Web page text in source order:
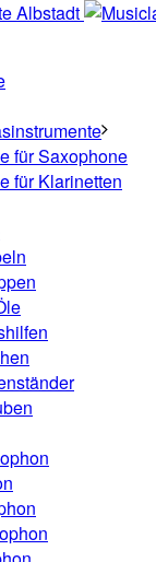
für Saxophone
für Klarinetten